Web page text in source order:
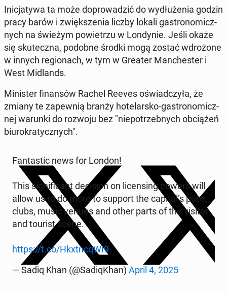
Ini­cja­ty­wa ta może do­pro­wa­dzić do wy­dłu­że­nia godzin
pracy barów i zwięk­sze­nia liczby lokali ga­stro­no­micz­
nych na świeżym po­wie­trzu w Lon­dy­nie. Jeśli okaże
się sku­tecz­na, podobne środki mogą zostać wdro­żo­ne
w innych re­gio­nach, w tym w Greater Man­che­ster i
West Mi­dlands.
Mi­ni­ster fi­nan­sów Rachel Reeves oświad­czy­ła, że
zmiany te za­pew­nią branży ho­te­lar­sko-ga­stro­no­micz­
nej warunki do rozwoju bez "nie­po­trzeb­nych ob­cią­żeń
biu­ro­kra­tycz­nych".
Fan­ta­stic news for London!
This si­gni­fi­cant de­ci­sion on li­cen­sing powers will
allow us to do more to support the capital’s pubs,
clubs, music venues and other parts of the visitor
and tourist scene.
https://t.co/Hkxtn­cqWI9
— Sadiq Khan (@Sa­di­qKhan) April 4, 2025